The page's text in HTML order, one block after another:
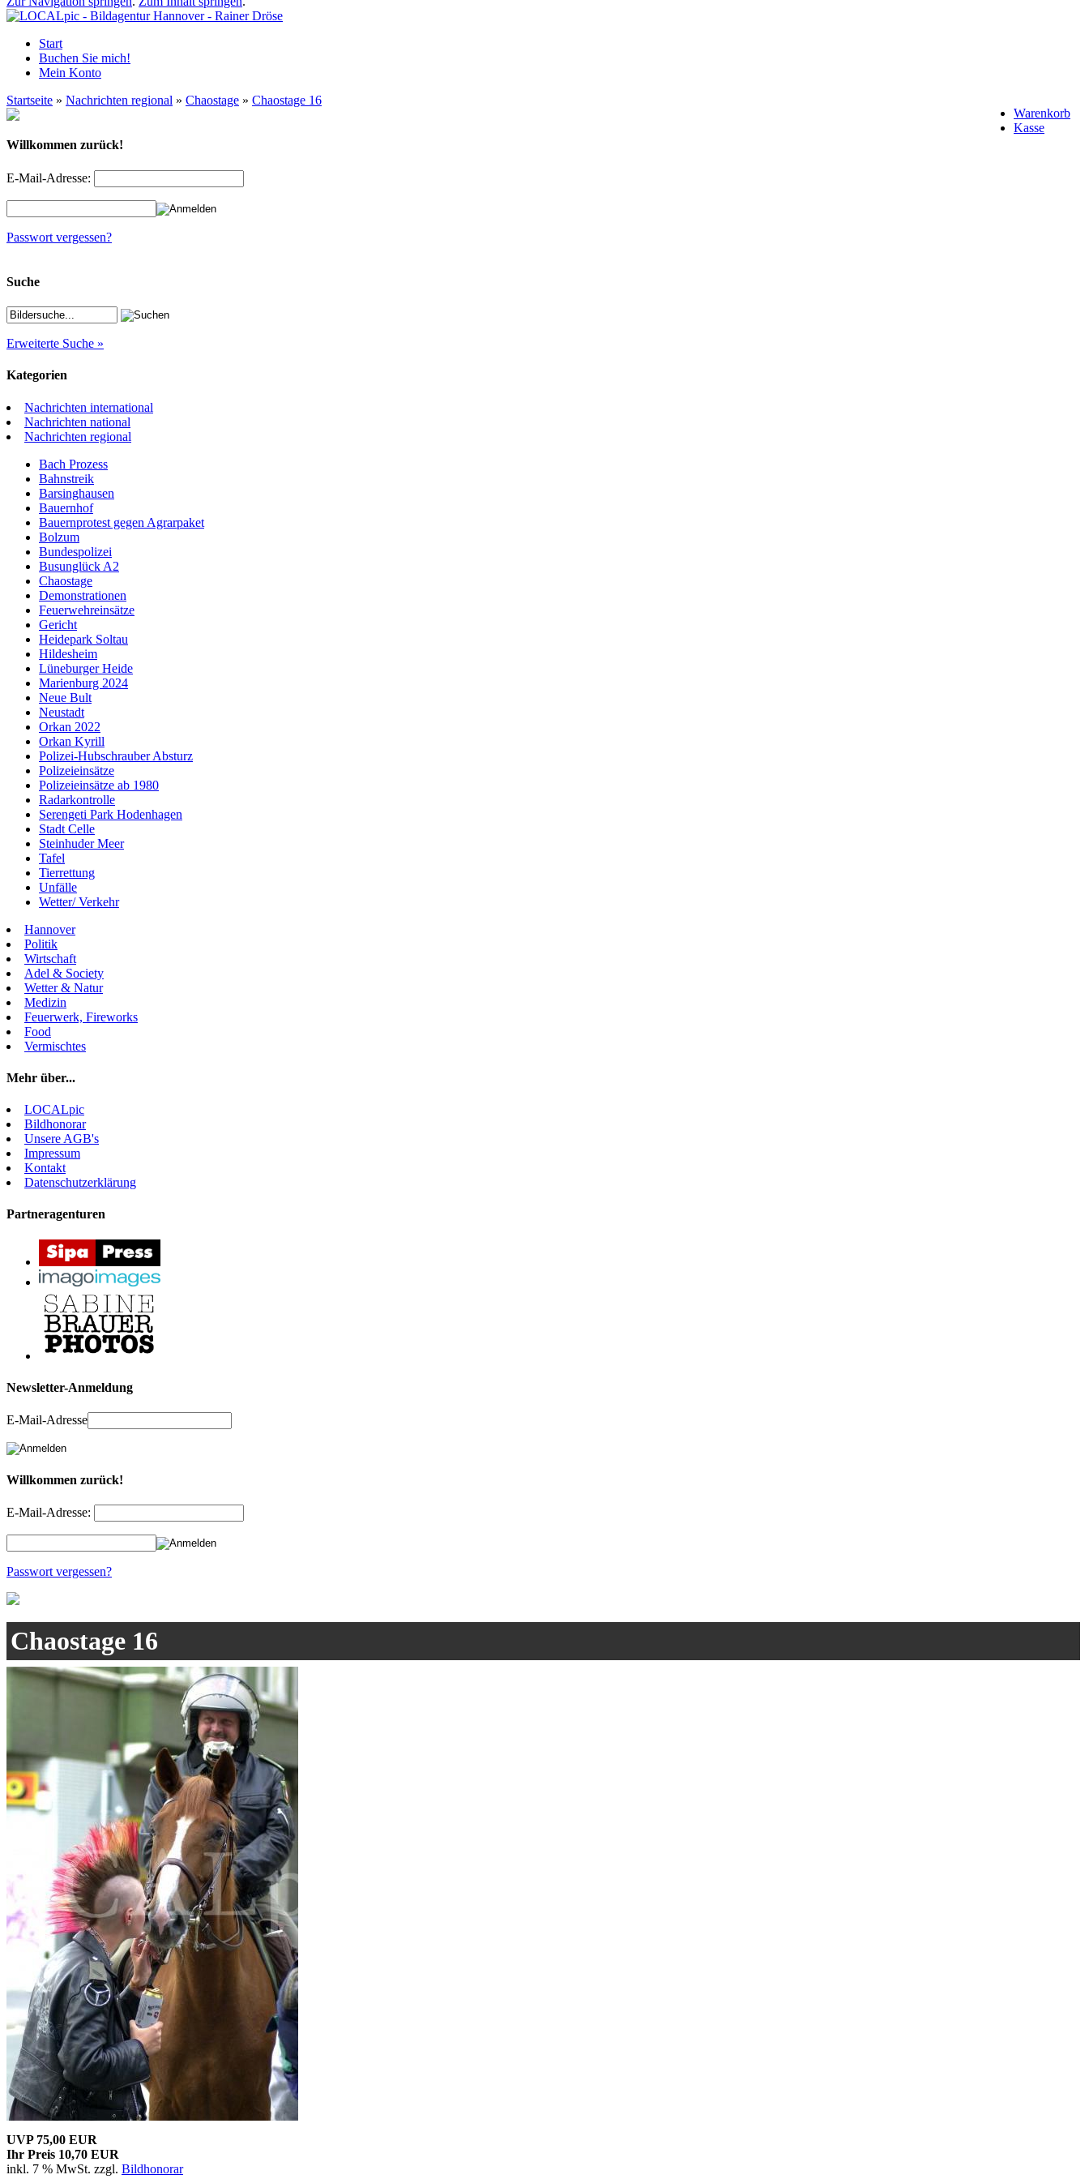
Start
Buchen Sie mich!
Mein Konto
Warenkorb
Kasse
Startseite » Nachrichten regional » Chaostage » Chaostage 16
Willkommen zurück!
E-Mail-Adresse:
Passwort vergessen?
Suche
Erweiterte Suche »
Kategorien
Nachrichten international
Nachrichten national
Nachrichten regional
Bach Prozess
Bahnstreik
Barsinghausen
Bauernhof
Bauernprotest gegen Agrarpaket
Bolzum
Bundespolizei
Busunglück A2
Chaostage
Demonstrationen
Feuerwehreinsätze
Gericht
Heidepark Soltau
Hildesheim
Lüneburger Heide
Marienburg 2024
Neue Bult
Neustadt
Orkan 2022
Orkan Kyrill
Polizei-Hubschrauber Absturz
Polizeieinsätze
Polizeieinsätze ab 1980
Radarkontrolle
Serengeti Park Hodenhagen
Stadt Celle
Steinhuder Meer
Tafel
Tierrettung
Unfälle
Wetter/ Verkehr
Hannover
Politik
Wirtschaft
Adel & Society
Wetter & Natur
Medizin
Feuerwerk, Fireworks
Food
Vermischtes
Mehr über...
LOCALpic
Bildhonorar
Unsere AGB's
Impressum
Kontakt
Datenschutzerklärung
Partneragenturen
Newsletter-Anmeldung
E-Mail-Adresse
Willkommen zurück!
E-Mail-Adresse:
Passwort vergessen?
Chaostage 16
UVP 75,00 EUR
Ihr Preis 10,70 EUR
inkl. 7 % MwSt. zzgl. Bildhonorar